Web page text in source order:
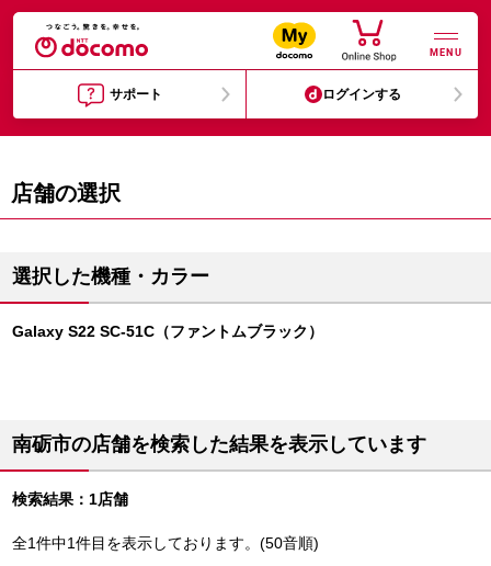
MENU
サポート ログインする
店舗の選択
選択した機種・カラー
Galaxy S22 SC-51C（ファントムブラック）
南砺市の店舗を検索した結果を表示しています
検索結果：1店舗
全1件中1件目を表示しております。(50音順)